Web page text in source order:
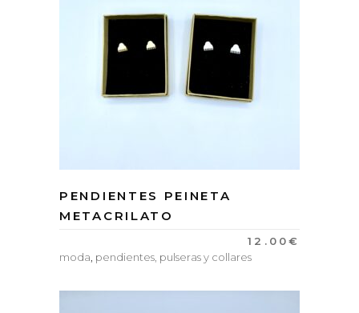
PENDIENTES PEINETA
METACRILATO
12.00€
moda pendientes, pulseras y collares